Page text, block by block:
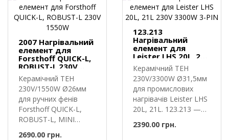
2007 Нагрівальний
елемент для
Forsthoff QUICK-L,
ROBUST-L 230V
1550W
Керамічний ТЕН
230V/1550W Ø26мм
для ручних фенів
Forsthoff QUICK-L,
ROBUST-L, MINI
2690.00 грн.
123.213
Нагрівальний
елемент для
Leister LHS 20L, 21L
230V 3300W 3-PIN
Керамічний ТЕН
230V/3300W Ø31,5мм
для промислових
нагрівачів Leister LHS
20L, 21L. 123.213 —
2390.00 грн.